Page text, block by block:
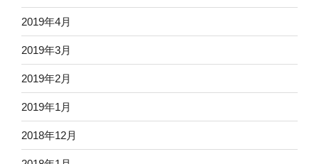
2019年4月
2019年3月
2019年2月
2019年1月
2018年12月